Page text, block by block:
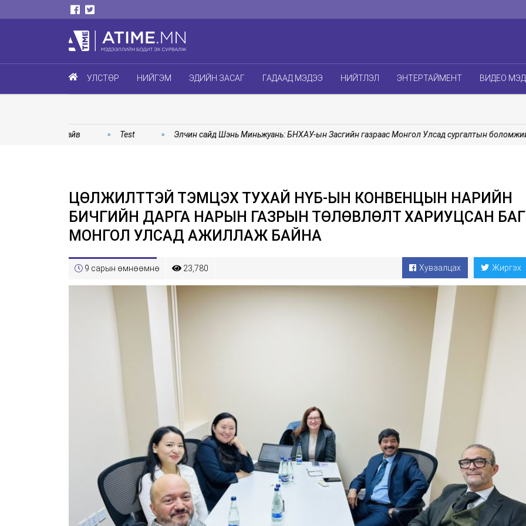
УЛСТӨР НИЙГЭМ ЭДИЙН ЗАСАГ ГАДААД МЭДЭЭ НИЙТЛЭЛ ЭНТЕРТАЙМЕНТ ВИДЕО
Test Элчин сайд Шэнь Миньжуань: БНХАУ-ын Засгийн газраас Монгол Улсад сургалтын боломжийг
ЦӨЛЖИЛТТЭЙ ТЭМЦЭХ ТУХАЙ НҮБ-ЫН КОНВЕНЦЫН НАРИЙН
БИЧГИЙН ДАРГА НАРЫН ГАЗРЫН ТӨЛӨВЛӨЛТ ХАРИУЦСАН БАГ
МОНГОЛ УЛСАД АЖИЛЛАЖ БАЙНА
9 сарын өмнөөмнө 23,780 Хуваалцах Жиргэх